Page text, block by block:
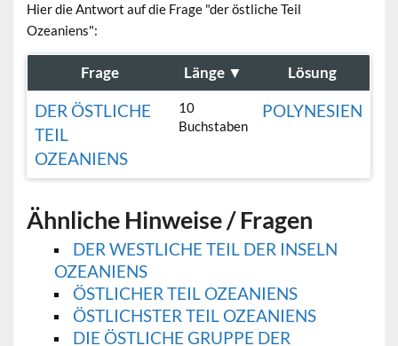
Hier die Antwort auf die Frage "der östliche Teil
Ozeaniens":
Frage Länge ▼ Lösung
DER ÖSTLICHE
TEIL
OZEANIENS
10
Buchstaben
POLYNESIEN
Ähnliche Hinweise / Fragen
DER WESTLICHE TEIL DER INSELN
OZEANIENS
ÖSTLICHER TEIL OZEANIENS
ÖSTLICHSTER TEIL OZEANIENS
DIE ÖSTLICHE GRUPPE DER